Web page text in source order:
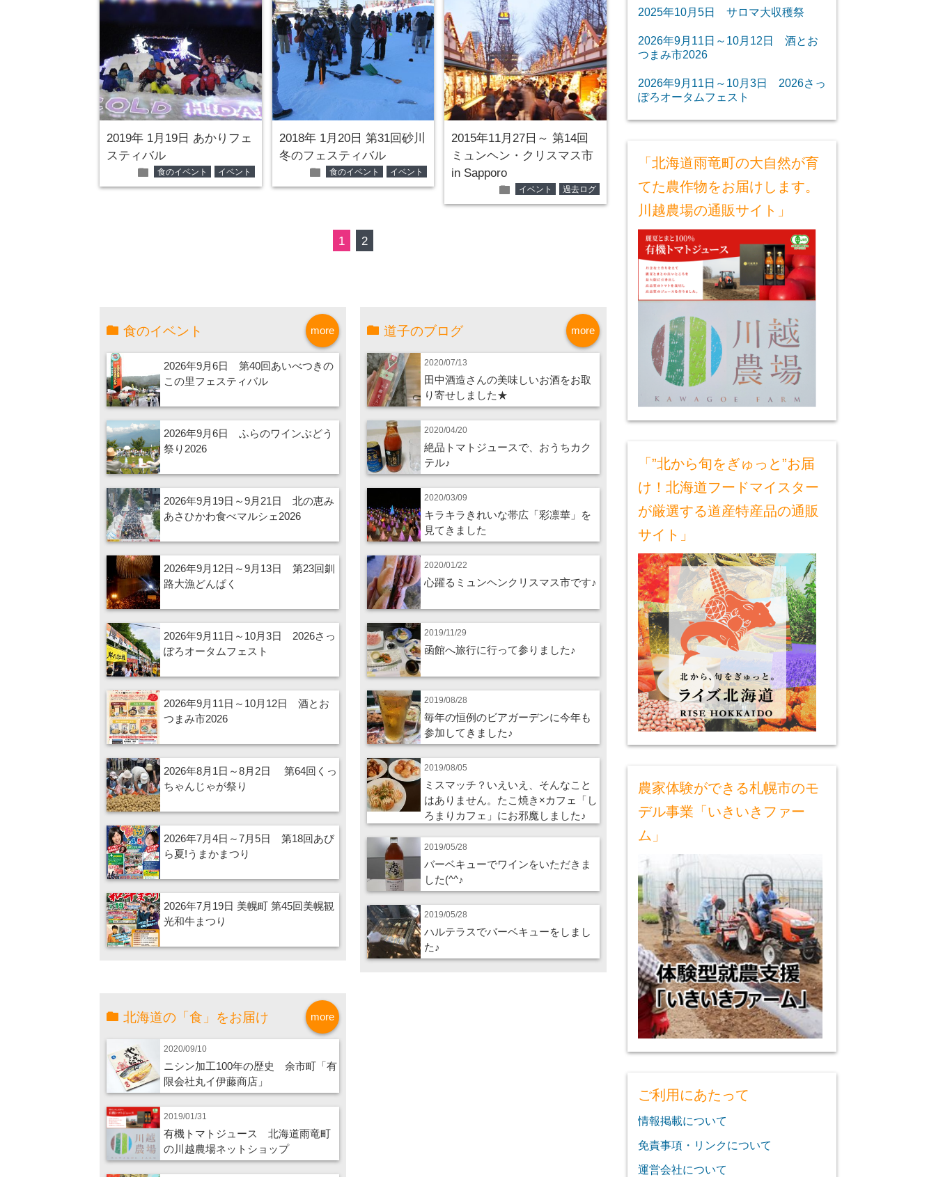
2019年 1月19日 あかりフェ
スティバル
folder 食のイベント イベント
2018年 1月20日 第31回砂川
冬のフェスティバル
folder 食のイベント イベント
2015年11月27日～ 第14回
ミュンヘン・クリスマス市
in Sapporo
folder イベント 過去ログ
1 2
more
食のイベント
2026年9月6日 第40回あいべつきの
この里フェスティバル
2026年9月6日 ふらのワインぶどう
祭り2026
2026年9月19日～9月21日 北の恵み
あさひかわ食べマルシェ2026
2026年9月12日～9月13日 第23回釧
路大漁どんぱく
2026年9月11日～10月3日 2026さっ
ぽろオータムフェスト
2026年9月11日～10月12日 酒とお
つまみ市2026
2026年8月1日～8月2日 第64回くっ
ちゃんじゃが祭り
2026年7月4日～7月5日 第18回あび
ら夏!うまかまつり
2026年7月19日 美幌町 第45回美幌観
光和牛まつり
more
道子のブログ
2020/07/13
田中酒造さんの美味しいお酒をお取
り寄せしました★
2020/04/20
絶品トマトジュースで、おうちカク
テル♪
2020/03/09
キラキラきれいな帯広「彩凛華」を
見てきました
2020/01/22
心躍るミュンヘンクリスマス市です♪
2019/11/29
函館へ旅行に行って参りました♪
2019/08/28
毎年の恒例のビアガーデンに今年も
参加してきました♪
2019/08/05
ミスマッチ？いえいえ、そんなこと
はありません。たこ焼き×カフェ「し
ろまりカフェ」にお邪魔しました♪
2019/05/28
バーベキューでワインをいただきま
した(^^♪
2019/05/28
ハルテラスでバーベキューをしまし
た♪
more
北海道の「食」をお届け
2020/09/10
ニシン加工100年の歴史 余市町「有
限会社丸イ伊藤商店」
2019/01/31
有機トマトジュース 北海道雨竜町
の川越農場ネットショップ
2025年10月5日 サロマ大収穫祭
2026年9月11日～10月12日 酒とお
つまみ市2026
2026年9月11日～10月3日 2026さっ
ぽろオータムフェスト
「北海道雨竜町の大自然が育
てた農作物をお届けします。
川越農場の通販サイト」
「”北から旬をぎゅっと”お届
け！北海道フードマイスター
が厳選する道産特産品の通販
サイト」
農家体験ができる札幌市のモ
デル事業「いきいきファー
ム」
ご利用にあたって
情報掲載について
免責事項・リンクについて
運営会社について